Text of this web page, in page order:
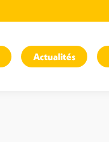
Actualités